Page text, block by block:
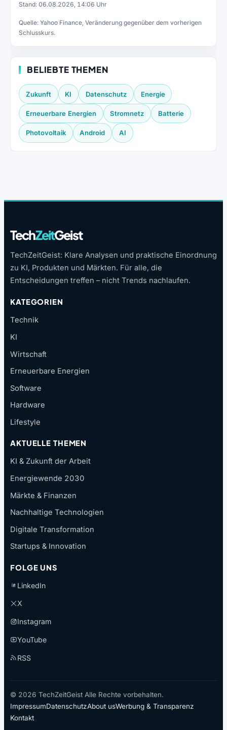
Stand: 06.08.2026, 14:06 Uhr
Quelle: Yahoo Finance, Veränderung gegenüber dem vorherigen
Schlusskurs.
BELIEBTE THEMEN
Zukunft KI Datenschutz Energie
Erneuerbare Energien Stromnetz Batterie
Photovoltaik Android AI
TechZeitGeist
TechZeitGeist: Klare Analysen und praktische Einordnung
zu KI, Produkten und Märkten. Für alle, die
Entscheidungen treffen – nicht Trends nachlaufen.
KATEGORIEN
Technik
KI
Wirtschaft
Erneuerbare Energien
Software
Hardware
Lifestyle
AKTUELLE THEMEN
KI & Zukunft der Arbeit
Energiewende 2030
Märkte & Finanzen
Nachhaltige Technologien
Digitale Transformation
Startups & Innovation
FOLGE UNS
LinkedIn
X
Instagram
YouTube
RSS
© 2026 TechZeitGeist Alle Rechte vorbehalten.
ImpressumDatenschutzAbout usWerbung & Transparenz
Kontakt